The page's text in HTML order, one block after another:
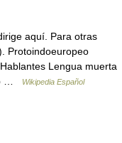
aquí. Para otras
Protoindoeuropeo
Lengua muerta
…
Wikipedia Español